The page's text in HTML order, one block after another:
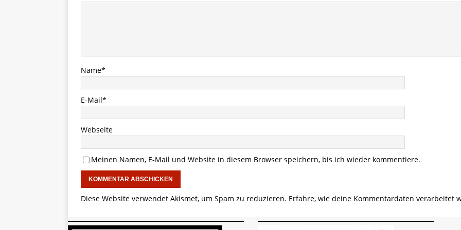
Name*
E-Mail*
Webseite
Meinen Namen, E-Mail und Website in diesem Browser speichern, bis ich wieder kommentiere.
Diese Website verwendet Akismet, um Spam zu reduzieren. Erfahre, wie deine Kommentardaten verarbeitet